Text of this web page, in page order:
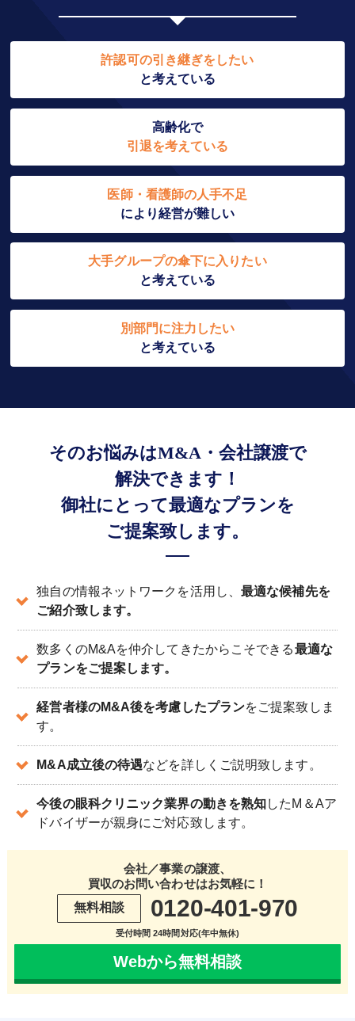
許認可の引き継ぎをしたい
と考えている
高齢化で
引退を考えている
医師・看護師の人手不足
により経営が難しい
大手グループの傘下に入りたい
と考えている
別部門に注力したい
と考えている
そのお悩みはM&A・会社譲渡で
解決できます！
御社にとって最適なプランを
ご提案致します。
独自の情報ネットワークを活用し、 最適な候補先を
ご紹介致します。
数多くのM&Aを仲介してきたからこそできる最適な
プランをご提案します。
経営者様のM&A後を考慮したプランをご提案致しま
す。
M&A成立後の待遇などを詳しくご説明致します。
今後の眼科クリニック業界の動きを熟知したM＆Aア
ドバイザーが親身にご対応致します。
会社／事業の譲渡、
買収のお問い合わせはお気軽に！
無料相談
0120-401-970
受付時間 24時間対応(年中無休)
Webから無料相談